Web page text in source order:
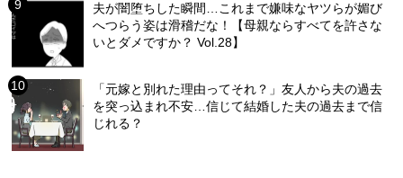
夫が闇堕ちした瞬間…これまで嫌味なヤツらが媚び
へつらう姿は滑稽だな！【母親ならすべてを許さな
いとダメですか？ Vol.28】
「元嫁と別れた理由ってそれ？」友人から夫の過去
を突っ込まれ不安…信じて結婚した夫の過去まで信
じれる？